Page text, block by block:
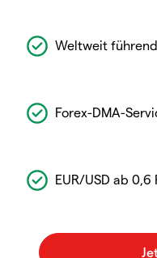
Weltweit
Forex-DMA-
EUR/USD ab 0,6